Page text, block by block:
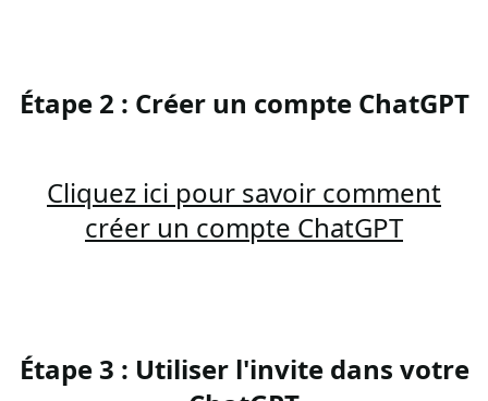
Étape 2 : Créer un compte ChatGPT
Cliquez ici pour savoir comment
créer un compte ChatGPT
Étape 3 : Utiliser l'invite dans votre